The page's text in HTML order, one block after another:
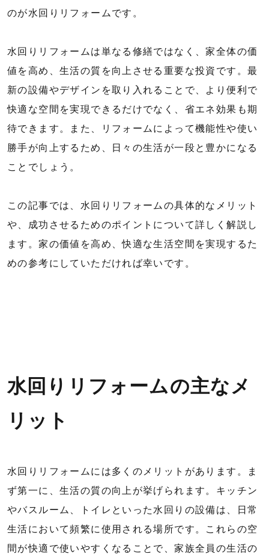
のが水回りリフォームです。
水回りリフォームは単なる修繕ではなく、家全体の価
値を高め、生活の質を向上させる重要な投資です。最
新の設備やデザインを取り入れることで、より便利で
快適な空間を実現できるだけでなく、省エネ効果も期
待できます。また、リフォームによって機能性や使い
勝手が向上するため、日々の生活が一段と豊かになる
ことでしょう。
この記事では、水回りリフォームの具体的なメリット
や、成功させるためのポイントについて詳しく解説し
ます。家の価値を高め、快適な生活空間を実現するた
めの参考にしていただければ幸いです。
水回りリフォームの主なメ
リット
水回りリフォームには多くのメリットがあります。ま
ず第一に、生活の質の向上が挙げられます。キッチン
やバスルーム、トイレといった水回りの設備は、日常
生活において頻繁に使用される場所です。これらの空
間が快適で使いやすくなることで、家族全員の生活の